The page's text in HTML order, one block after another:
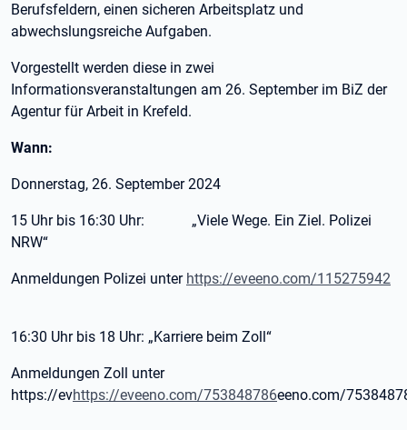
Berufsfeldern, einen sicheren Arbeitsplatz und
abwechslungsreiche Aufgaben.
Vorgestellt werden diese in zwei
Informationsveranstaltungen am 26. September im BiZ der
Agentur für Arbeit in Krefeld.
Wann:
Donnerstag, 26. September 2024
15 Uhr bis 16:30 Uhr: „Viele Wege. Ein Ziel. Polizei
NRW“
Anmeldungen Polizei unter https://eveeno.com/115275942
16:30 Uhr bis 18 Uhr: „Karriere beim Zoll“
Anmeldungen Zoll unter
https://evhttps://eveeno.com/753848786eeno.com/